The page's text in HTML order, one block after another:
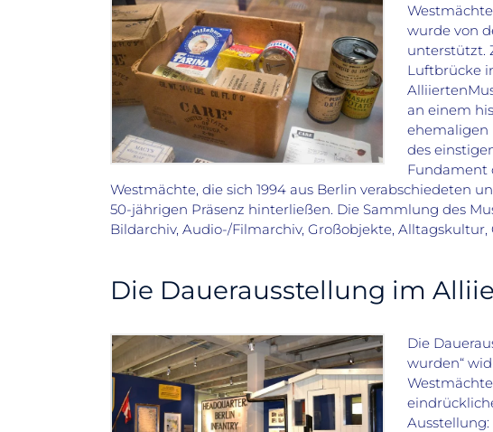
wurde von
unterstützt.
Luftbrücke
an einem
ehemaligen
des
Fundament
Westmächte, die sich 1994 aus Berlin verabschiedeten
50-jährigen Präsenz hinterließen. Die Sammlung des
Bildarchiv, Audio-/Filmarchiv, Großobjekte, Alltagskultur,
Die Dauerausstellung im
Die
wurden“
Westmächte
Ausstellung: